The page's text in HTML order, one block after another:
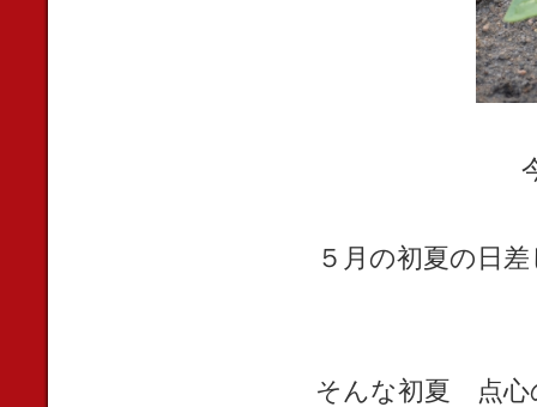
５月の初夏の日
そんな初夏 点心